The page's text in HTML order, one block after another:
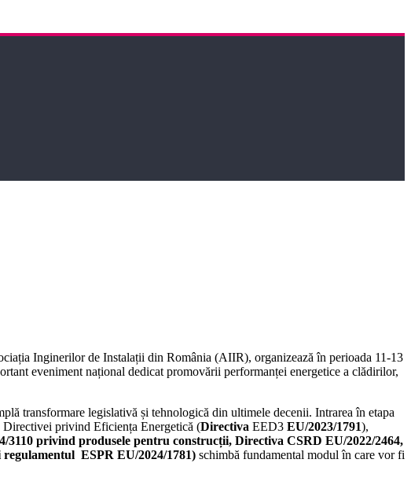
Inginerilor de Instalații din România (AIIR), organizează în perioada 11-13
eveniment național dedicat promovării performanței energetice a clădirilor,
transformare legislativă și tehnologică din ultimele decenii. Intrarea în etapa
Directivei privind Eficiența Energetică (Directiva EED3 EU/2023/1791),
3110 privind produsele pentru construcții, Directiva CSRD EU/2022/2464,
ESPR EU/2024/1781) schimbă fundamental modul în care vor fi